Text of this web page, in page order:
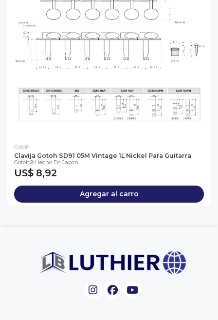
Gotoh
Clavija Gotoh SD91 05M Vintage 1L Nickel Para Guitarra
Gotoh® Hecho En Japon
US$ 8,92
Agregar al carro